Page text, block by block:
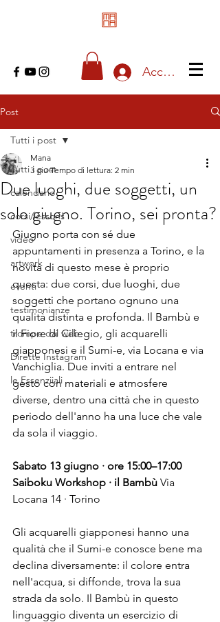
Accedi
Post
Tutti i post
calendario
corsi/lessons
video
artwork
eventi
testimonianze
trompe dal web
Dirette Instagram
le Essenziiali
Tutti i post
Due luoghi, due soggetti, un
solo giugno. Torino, sei pronta?
Mana
3 giu Tempo di lettura: 2 min
Giugno porta con sé due
appuntamenti in presenza a Torino, e la
novità di questo mese è proprio
questa: due corsi, due luoghi, due
soggetti che portano ognuno una
qualità distinta e profonda. Il Bambù e
il Fiore di Ciliegio, gli acquarelli
giapponesi e il Sumi-e, via Locana e via
Vanchiglia. Due inviti a entrare nel
gesto con materiali e atmosfere
diverse, dentro una città che in questo
periodo dell'anno ha una luce che vale
da sola il viaggio.
Sabato 13 giugno · ore 15:00–17:00
Saiboku Workshop · il Bambù Via
Locana 14 · Torino
Gli acquarelli giapponesi hanno una
qualità che il Sumi-e conosce bene ma
declina diversamente: il colore entra
nell'acqua, si diffonde, trova la sua
strada da solo. Il Bambù in questo
linguaggio diventa un esercizio di